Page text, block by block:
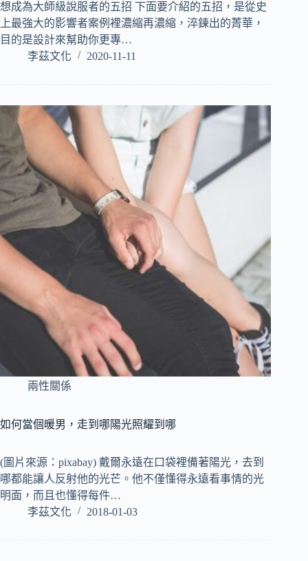
想成為大師級說服者的五招 下面要介紹的五招，是從史
上最強大的影響者案例裡濃縮再濃縮，淬鍊出的菁華，
目的是設計來幫助你更專…
李茲文化
2020-11-11
兩性關係
如何當個暖男，走到哪陽光照耀到哪
(圖片來源：pixabay) 戴爾永遠在口袋裡備著陽光，去到
哪都能讓人反射他的光芒。他不僅懂得永遠看事情的光
明面，而且也懂得每件…
李茲文化
2018-01-03